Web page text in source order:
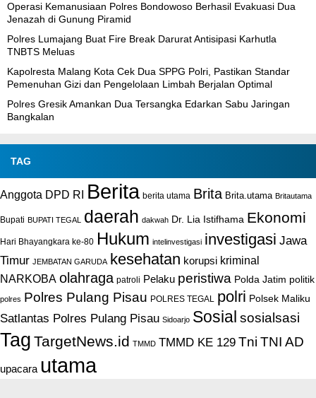
Operasi Kemanusiaan Polres Bondowoso Berhasil Evakuasi Dua
Jenazah di Gunung Piramid
Polres Lumajang Buat Fire Break Darurat Antisipasi Karhutla
TNBTS Meluas
Kapolresta Malang Kota Cek Dua SPPG Polri, Pastikan Standar
Pemenuhan Gizi dan Pengelolaan Limbah Berjalan Optimal
Polres Gresik Amankan Dua Tersangka Edarkan Sabu Jaringan
Bangkalan
TAG
Anggota DPD RI Berita berita utama Brita Brita.utama Britautama
Bupati BUPATI TEGAL daerah dakwah Dr. Lia Istifhama Ekonomi
Hari Bhayangkara ke-80 Hukum intelinvestigasi investigasi Jawa
Timur JEMBATAN GARUDA kesehatan korupsi kriminal
NARKOBA olahraga patroli Pelaku peristiwa Polda Jatim politik
polres Polres Pulang Pisau POLRES TEGAL polri Polsek Maliku
Satlantas Polres Pulang Pisau Sidoarjo Sosial sosialsasi
Tag TargetNews.id TMMD TMMD KE 129 Tni TNI AD
upacara utama